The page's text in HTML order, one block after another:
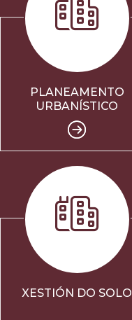
PLANEAMENTO
URBANÍSTICO
XESTIÓN DO SOLO